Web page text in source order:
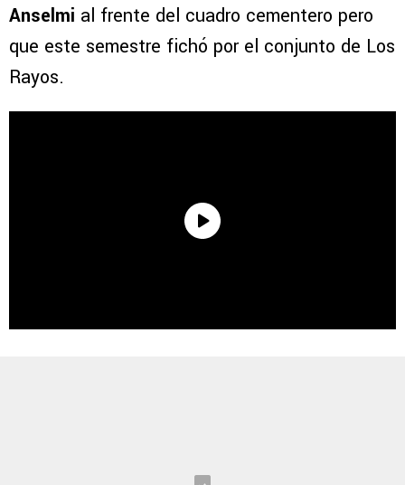
Anselmi al frente del cuadro cementero pero
que este semestre fichó por el conjunto de Los
Rayos.